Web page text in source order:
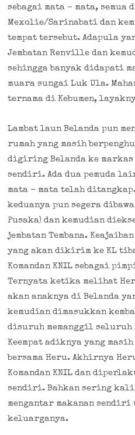
sebagai mata – mata, semua
Mexolie/Sarinabati dan
tempat tersebut. Adapula
Jembatan Renville dan
sehingga banyak didapati
muara sungai Luk Ula.
ternama di Kebumen,
Lambat laun Belanda pun
rumah yang masih
digiring Belanda ke markas
sendiri. Ada dua pemuda
mata – mata telah
keduanya pun segera
Pusaka) dan kemudian
jembatan Tembana.
yang akan dikirim ke KL
Komandan KNIL sebagai
Ternyata ketika melihat
akan anaknya di Belanda
kemudian dimasukkan
disuruh memanggil
Keempat adiknya yang
bersama Heru. Akhirnya
Komandan KNIL dan
sendiri. Bahkan sering kali
mengantar makanan sendiri
keluarganya.